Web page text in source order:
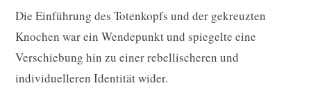
Die Einführung des Totenkopfs und der gekreuzten
Knochen war ein Wendepunkt und spiegelte eine
Verschiebung hin zu einer rebellischeren und
individuelleren Identität wider.